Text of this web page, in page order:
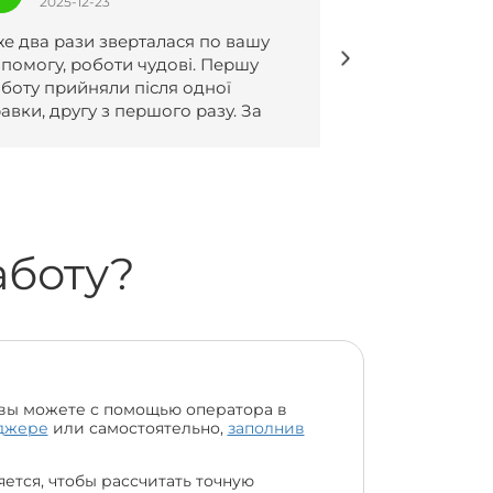
написанні чудово, все згідно
😍🔥
можете с помощью оператора в
или самостоятельно, заполнив
чтобы рассчитать точную